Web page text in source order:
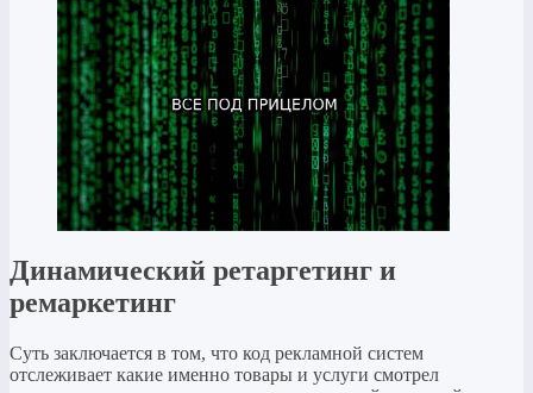
Динамический ретаргетинг и
ремаркетинг
Суть заключается в том, что код рекламной систем
отслеживает какие именно товары и услуги смотрел